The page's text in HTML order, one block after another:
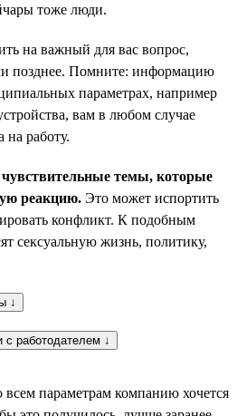
тоже люди.
на важный для вас вопрос,
позднее. Помните: информацию
параметрах, например
вам в любом случае
на работу.
темы, которые
реакцию. Это может испортить
конфликт. К подобным
сексуальную жизнь, политику,
↓
с работодателем ↓
параметрам компанию хочется